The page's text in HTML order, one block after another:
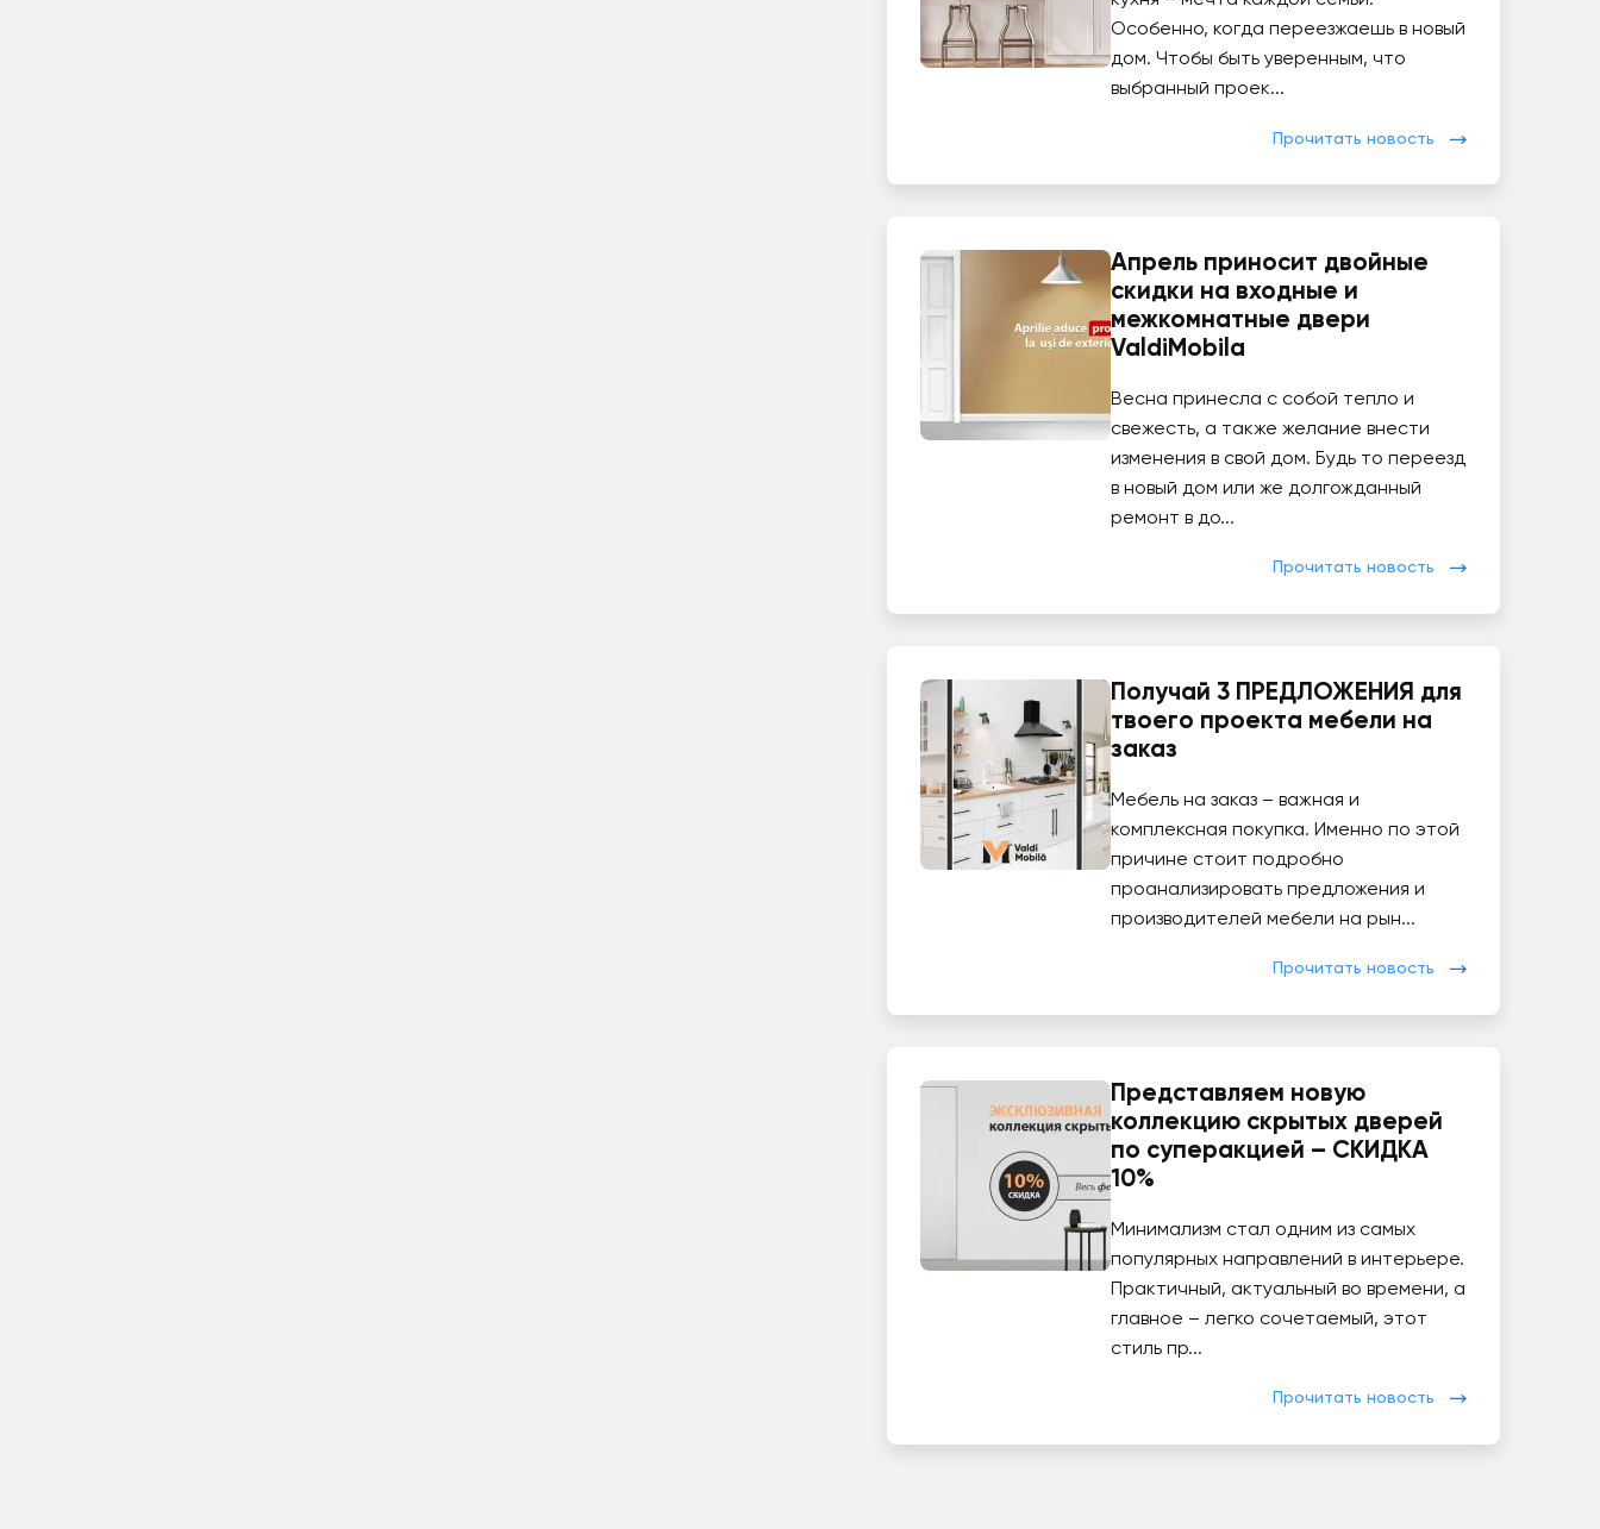
Особенно, когда переезжаешь в новый
дом. Чтобы быть уверенным, что
выбранный проек...
Прочитать новость
Апрель приносит двойные
скидки на входные и
межкомнатные двери
ValdiMobila
Весна принесла с собой тепло и
свежесть, а также желание внести
изменения в свой дом. Будь то переезд
в новый дом или же долгожданный
ремонт в до...
Прочитать новость
Получай 3 ПРЕДЛОЖЕНИЯ для
твоего проекта мебели на
заказ
Мебель на заказ – важная и
комплексная покупка. Именно по этой
причине стоит подробно
проанализировать предложения и
производителей мебели на рын...
Прочитать новость
Представляем новую
коллекцию скрытых дверей
по суперакцией – СКИДКА
10%
Минимализм стал одним из самых
популярных направлений в интерьере.
Практичный, актуальный во времени, а
главное – легко сочетаемый, этот
стиль пр...
Прочитать новость